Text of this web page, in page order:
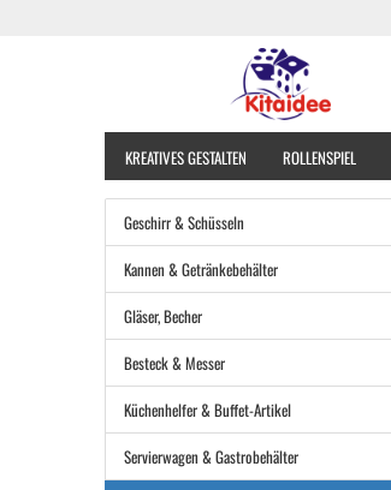
KREATIVES GESTALTEN ROLLENSPIEL
Geschirr & Schüsseln
Kannen & Getränkebehälter
Gläser, Becher
Besteck & Messer
Küchenhelfer & Buffet-Artikel
Servierwagen & Gastrobehälter